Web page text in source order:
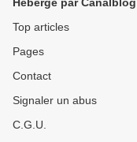
Top articles
Pages
Contact
Signaler un abus
C.G.U.